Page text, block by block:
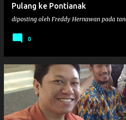
Pulang ke Pontianak
diposting oleh Freddy Hernawan pada
0